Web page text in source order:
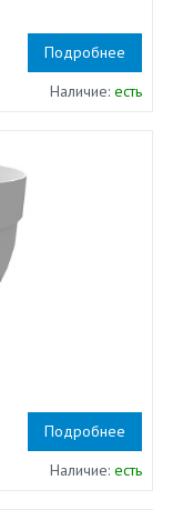
Подробнее
Наличие:есть
Подробнее
Наличие:есть